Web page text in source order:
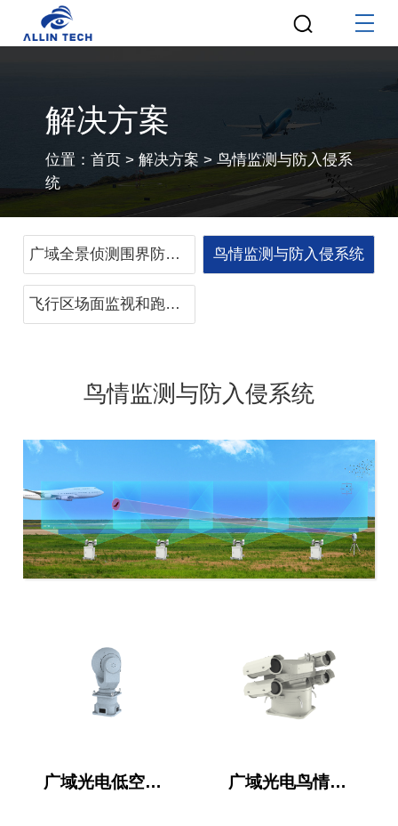
解决方案
位置：首页 >解决方案 >鸟情监测与防入侵系
统
广域全景侦测围界防入侵系统 鸟情监测与防入侵系统
飞行区场面监视和跑道防入侵系统
鸟情监测与防入侵系统
广域光电低空目标探测与跟踪报警系统 全天版 广域光电鸟情监测系统 全天版